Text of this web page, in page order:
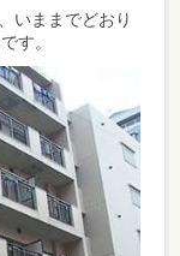
いままでどおり
す。